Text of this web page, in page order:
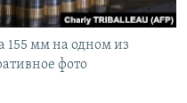
155 мм на одном из
фото